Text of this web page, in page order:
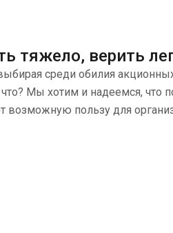
тяжело, верить
среди обилия
что? Мы хотим и надеемся, что
возможную пользу для